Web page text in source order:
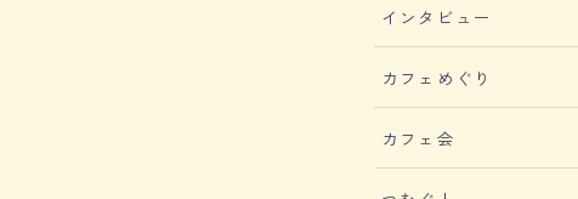
インタビュー
カフェめぐり
カフェ会